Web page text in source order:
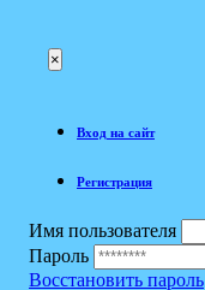
×
Вход на сайт
Регистрация
Имя пользователя
Пароль
Восстановить пароль